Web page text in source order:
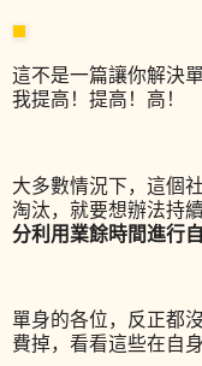
這不是一篇讓你解決
我提高！提高！高！
大多數情況下，這個
淘汰，就要想辦法持
分利用業餘時間進行
單身的各位，反正都
費掉，看看這些在自